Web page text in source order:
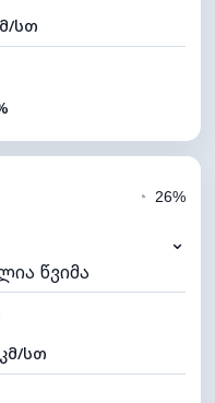
მ
სთ
მ
◔ 26%
⌄
წვიმა
სთ